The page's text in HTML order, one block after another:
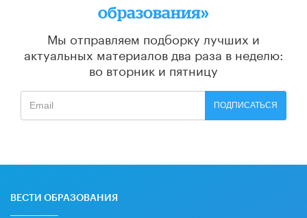
образования»
Мы отправляем подборку лучших и
актуальных материалов два раза в неделю:
во вторник и пятницу
ПОДПИСАТЬСЯ
ВЕСТИ ОБРАЗОВАНИЯ